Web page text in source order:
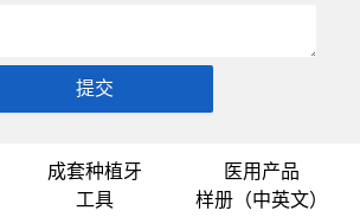
提交
成套种植牙
工具
医用产品
样册（中英文）